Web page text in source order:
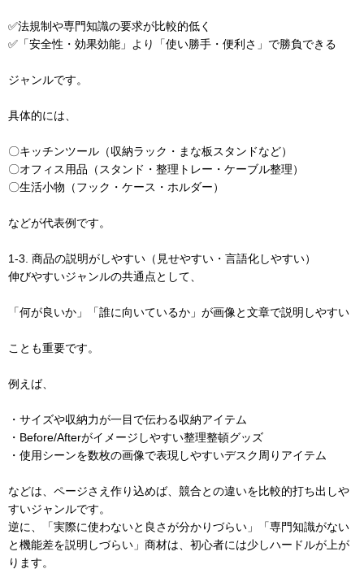
✅法規制や専門知識の要求が比較的低く
✅「安全性・効果効能」より「使い勝手・便利さ」で勝負できる
ジャンルです。
具体的には、
〇キッチンツール（収納ラック・まな板スタンドなど）
〇オフィス用品（スタンド・整理トレー・ケーブル整理）
〇生活小物（フック・ケース・ホルダー）
などが代表例です。
1-3. 商品の説明がしやすい（見せやすい・言語化しやすい）
伸びやすいジャンルの共通点として、
「何が良いか」「誰に向いているか」が画像と文章で説明しやすい
ことも重要です。
例えば、
・サイズや収納力が一目で伝わる収納アイテム
・Before/Afterがイメージしやすい整理整頓グッズ
・使用シーンを数枚の画像で表現しやすいデスク周りアイテム
などは、ページさえ作り込めば、競合との違いを比較的打ち出しや
すいジャンルです。
逆に、「実際に使わないと良さが分かりづらい」「専門知識がない
と機能差を説明しづらい」商材は、初心者には少しハードルが上が
ります。